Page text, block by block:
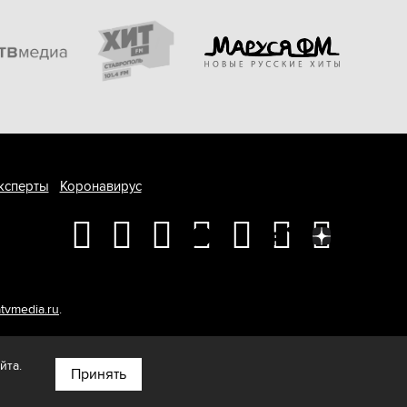
Коронавирус
.
Принять